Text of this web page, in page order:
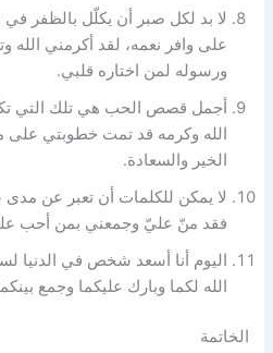
لا بد لكل صبر أن يكلّل بالظفر في
على وافر نعمه، لقد أكرمني
ورسوله لمن اختاره قلبي.
أجمل قصص الحب هي تلك التي
الله وكرمه قد تمت خطوبتي على
الخير والسعادة.
لا يمكن للكلمات أن تعبر عن
فقد منّ عليّ وجمعني بمن أحب
اليوم أنا أسعد شخص في الدنيا
الله لكما وبارك عليكما وجمع
الخاتمة